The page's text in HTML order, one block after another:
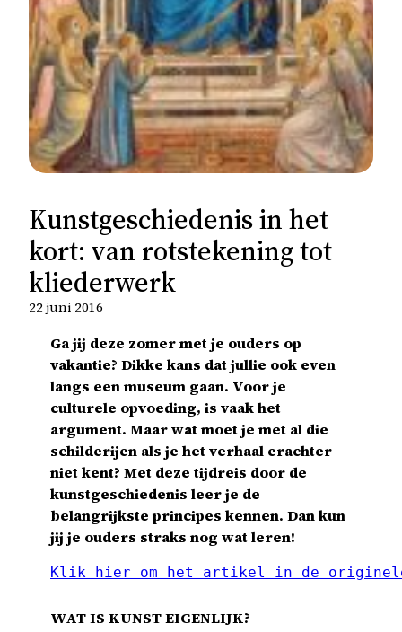
Kunstgeschiedenis in het
kort: van rotstekening tot
kliederwerk
22 juni 2016
Ga jij deze zomer met je ouders op
vakantie? Dikke kans dat jullie ook even
langs een museum gaan. Voor je
culturele opvoeding, is vaak het
argument. Maar wat moet je met al die
schilderijen als je het verhaal erachter
niet kent? Met deze tijdreis door de
kunstgeschiedenis leer je de
belangrijkste principes kennen. Dan kun
jij je ouders straks nog wat leren!
Klik hier om het artikel in de originele
WAT IS KUNST EIGENLIJK?